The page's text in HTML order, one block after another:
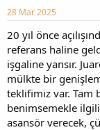
b
a
ş
l
a
t
a
n
ç
a
r
h
i
28 Mar 2025
20 yıl önce
referans haline
işgaline yansır.
mülkte bir
teklifimiz var. Tam
benimsemekle
asansör verecek,